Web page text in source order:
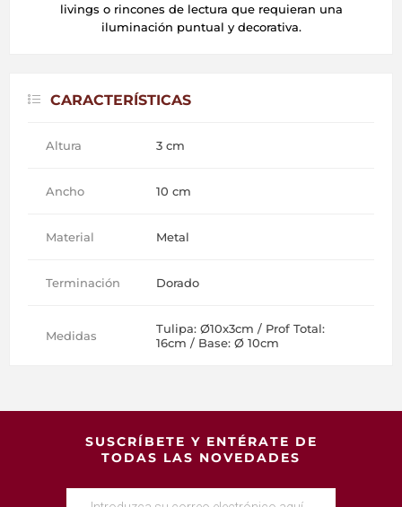
livings o rincones de lectura que requieran una
iluminación puntual y decorativa.
CARACTERÍSTICAS
Altura 3 cm
Ancho 10 cm
Material Metal
Terminación Dorado
Medidas
Tulipa: Ø10x3cm / Prof Total:
16cm / Base: Ø 10cm
SUSCRÍBETE Y ENTÉRATE DE
TODAS LAS NOVEDADES